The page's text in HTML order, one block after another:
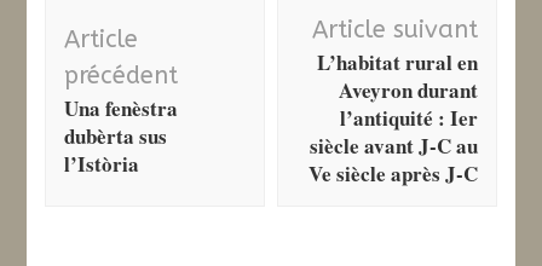
d'article
Article
précédent
Una fenèstra
dubèrta sus
l’Istòria
Article suivant
L’habitat rural en
Aveyron durant
l’antiquité : Ier
siècle avant J-C au
Ve siècle après J-C